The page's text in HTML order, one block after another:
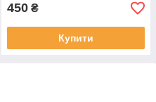
450 ₴
Купити